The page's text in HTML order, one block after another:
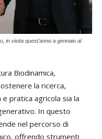
in visita quest'anno a gennaio al
Biodinamica,
la ricerca,
pratica agricola sia la
In questo
nel percorso di
offrendo strumenti